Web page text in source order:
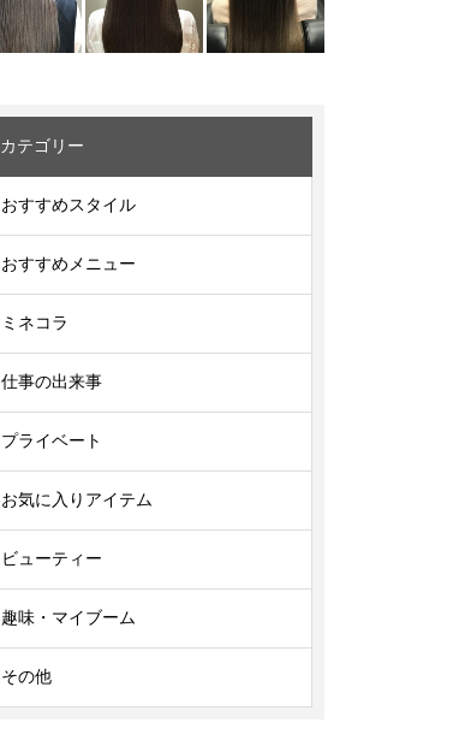
カテゴリー
おすすめスタイル
おすすめメニュー
ミネコラ
仕事の出来事
プライベート
お気に入りアイテム
ビューティー
趣味・マイブーム
その他